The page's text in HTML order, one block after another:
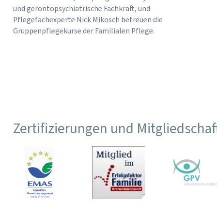
und gerontopsychiatrische Fachkraft, und
Pflegefachexperte Nick Mikosch betreuen die
Gruppenpflegekurse der Familialen Pflege.
Zertifizierungen und